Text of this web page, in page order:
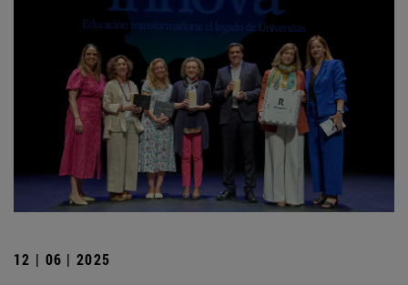
12 | 06 | 2025